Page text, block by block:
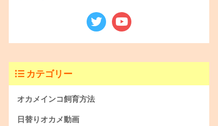
カテゴリー
オカメインコ飼育方法
日替りオカメ動画